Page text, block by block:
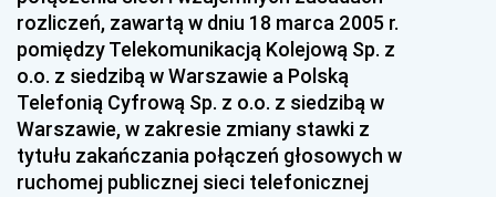
Technologii
Dziennik Urzędowy Ministra Inwestycji i Rozwoju
Dziennik Urzędowy Naczelnego Dyrektora Archiwów
Państwowych
Dziennik Urzędowy Ministra Finansów, Inwestycji i
Rozwoju
rozliczeń, zawartą w dniu 18 marca 2005 r.
pomiędzy Telekomunikacją Kolejową Sp. z
o.o. z siedzibą w Warszawie a Polską
Telefonią Cyfrową Sp. z o.o. z siedzibą w
Warszawie, w zakresie zmiany stawki z
tytułu zakańczania połączeń głosowych w
ruchomej publicznej sieci telefonicznej